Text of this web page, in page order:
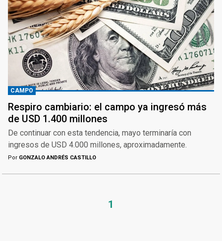
CAMPO
Respiro cambiario: el campo ya ingresó más
de USD 1.400 millones
De continuar con esta tendencia, mayo terminaría con
ingresos de USD 4.000 millones, aproximadamente.
Por GONZALO ANDRÉS CASTILLO
1